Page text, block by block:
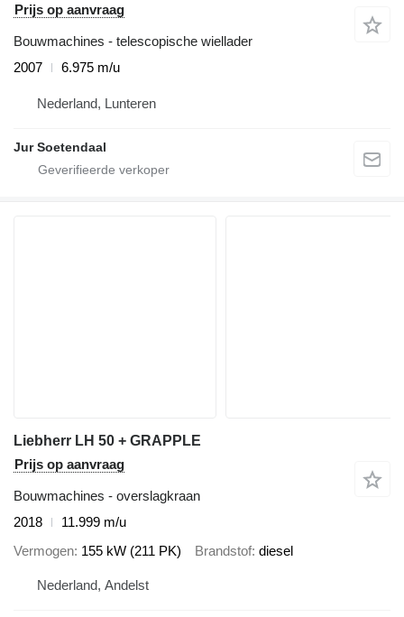
Prijs op aanvraag
Bouwmachines - telescopische wiellader
2007
6.975 m/u
Nederland, Lunteren
Jur Soetendaal
Liebherr LH 50 + GRAPPLE
Prijs op aanvraag
Bouwmachines - overslagkraan
2018
11.999 m/u
Vermogen 155 kW (211 PK) Brandstof diesel
Nederland, Andelst